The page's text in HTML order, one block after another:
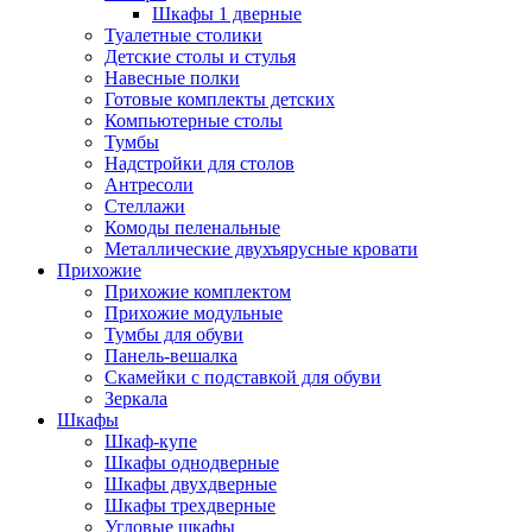
Шкафы 1 дверные
Туалетные столики
Детские столы и стулья
Навесные полки
Готовые комплекты детских
Компьютерные столы
Тумбы
Надстройки для столов
Антресоли
Стеллажи
Комоды пеленальные
Металлические двухъярусные кровати
Прихожие
Прихожие комплектом
Прихожие модульные
Тумбы для обуви
Панель-вешалка
Скамейки с подставкой для обуви
Зеркала
Шкафы
Шкаф-купе
Шкафы однодверные
Шкафы двухдверные
Шкафы трехдверные
Угловые шкафы